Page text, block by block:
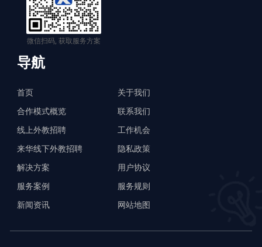
微信扫码, 获取服务方案
导航
首页
合作模式概览
线上外教招聘
来华线下外教招聘
解决方案
服务案例
新闻资讯
关于我们
联系我们
工作机会
隐私政策
用户协议
服务规则
网站地图